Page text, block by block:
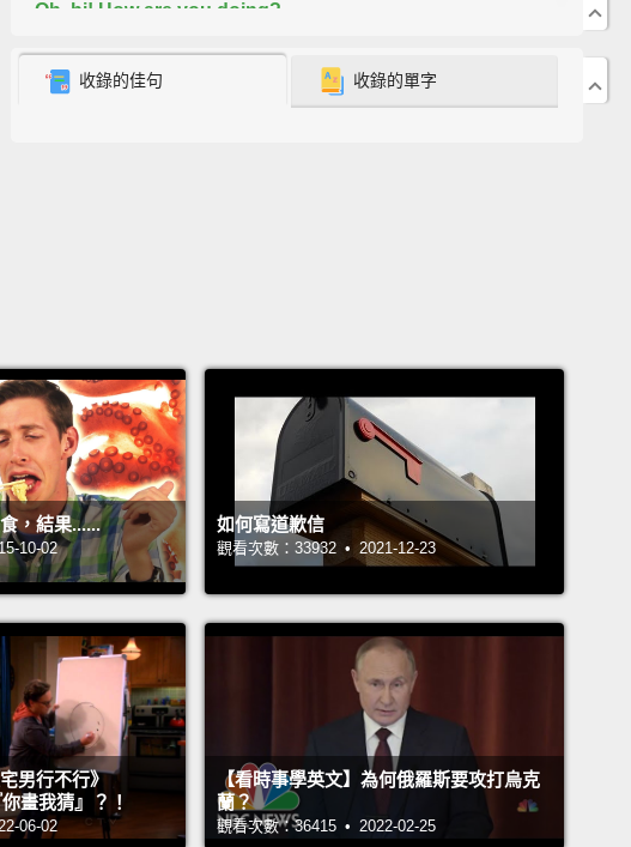
Oh, hi! How are you doing?
喔，嗨!你好嗎？
And everything's good.
都很棒。
Hi, how are you?
嗨，你好嗎？
I'm good! Yeah!
我很好!對呀!
Totally!
完全就是!
Awesome.
超棒的。
收錄的佳句 收錄的單字
，結果......
10-02
如何寫道歉信
觀看次數：33932 • 2021-12-23
男行不行》
畫我猜』？！
06-02
【看時事學英文】為何俄羅斯要攻打烏克
蘭？
觀看次數：36415 • 2022-02-25